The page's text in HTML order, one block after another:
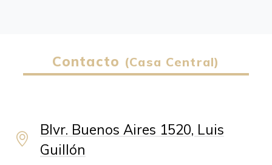
Contacto (Casa Central)
Blvr. Buenos Aires 1520, Luis
Guillón